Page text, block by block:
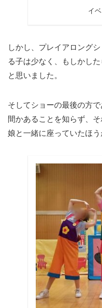
イ
しかし、プレイアロング
る子は少なく、もしかし
と思いました。
そしてショーの最後の方
間かあることを知らず、
娘と一緒に座っていたほうが